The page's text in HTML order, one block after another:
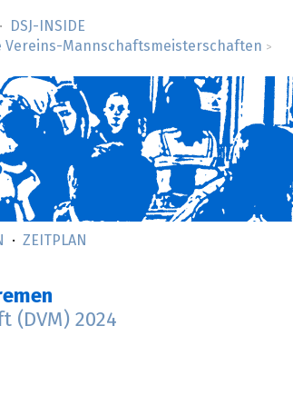
DSJ-­INSIDE
Vereins-Mannschaftsmeisterschaften >
ZEITPLAN
(DVM) 2024